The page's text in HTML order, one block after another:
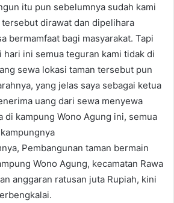
itu pun sebelumnya sudah kami
tersebut dirawat dan dipelihara
bermamfaat bagi masyarakat. Tapi
hari ini semua teguran kami tidak di
sewa lokasi taman tersebut pun
yang jelas saya sebagai ketua
uang dari sewa menyewa
di kampung Wono Agung ini, semua
Pembangunan taman bermain
Wono Agung, kecamatan Rawa
anggaran ratusan juta Rupiah, kini